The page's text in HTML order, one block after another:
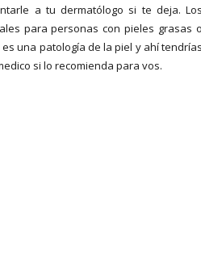
a tu dermatólogo si te deja.
para personas con pieles grasas
una patología de la piel y ahí
si lo recomienda para vos.